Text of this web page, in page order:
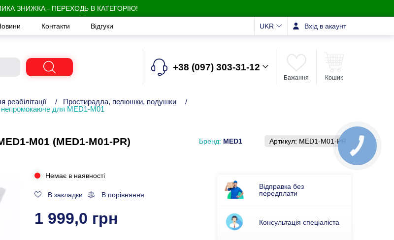
ЗНИЖКА - ПЕРЕХОДЬ В КАТЕГОРІЮ!
Контакти Відгуки UKR Вхід в акаунт
+38 (097) 303-31-12
Бажання Кошик
реабілітації / Простирадла, пелюшки, подушки
/
для MED1-M01
M01 (MED1-M01-PR) Бренд: MED1 Артикул: MED1-M01-PR
Немає в наявності
В закладки В порівняння
1 999,0 грн
Відправка без
передплати
Консультація спеціаліста